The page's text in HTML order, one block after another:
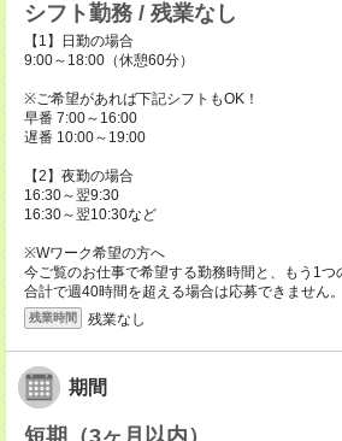
シフト勤務 / 残業なし
【1】日勤の場合
9:00～18:00（休憩60分）
※ご希望があれば下記シフトもOK！
早番 7:00～16:00
遅番 10:00～19:00
【2】夜勤の場合
16:30～翌9:30
16:30～翌10:30など
※Wワーク希望の方へ
今ご覧のお仕事で希望する勤務時間と、もう1つ
合計で週40時間を超える場合は応募できません。
残業時間 残業なし
期間